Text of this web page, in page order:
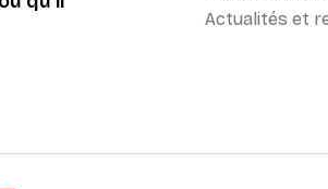
Actualités et